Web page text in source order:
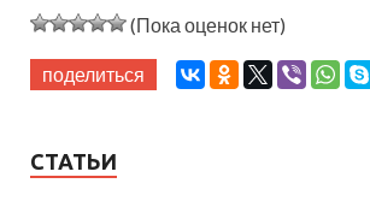
(Пока оценок нет)
поделиться
СТАТЬИ